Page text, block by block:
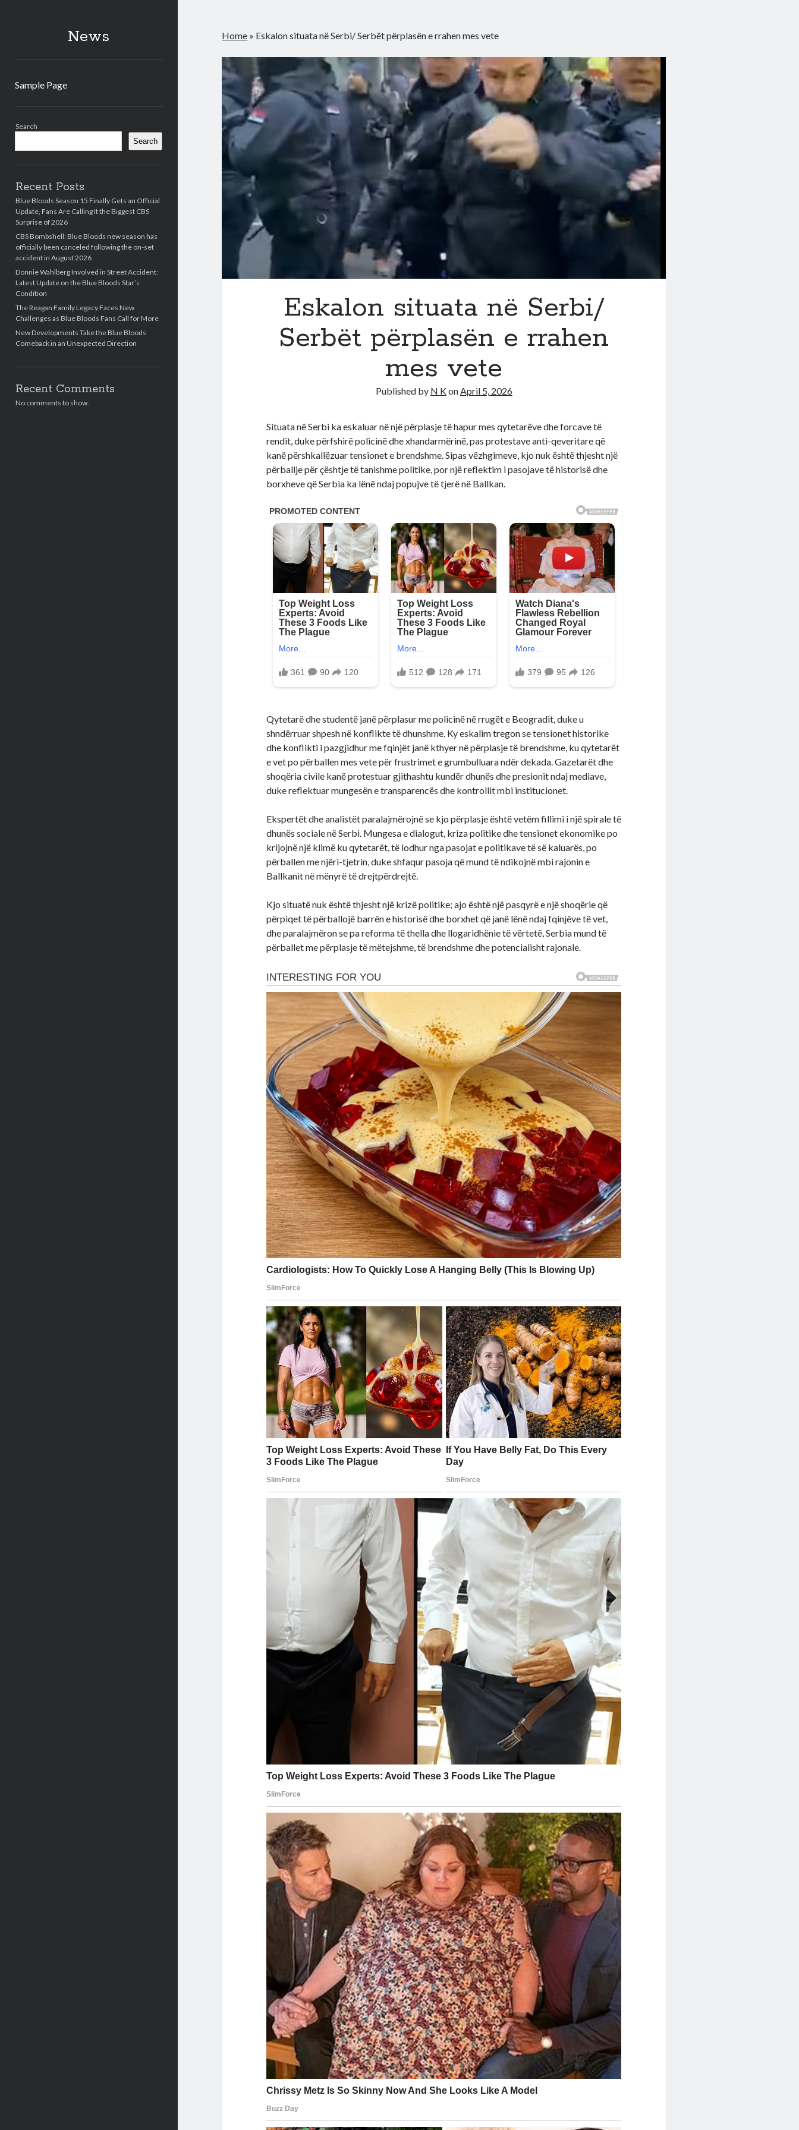
News
Sample Page
Search
Search
Recent Posts
Blue Bloods Season 15 Finally Gets an Official
Update, Fans Are Calling It the Biggest CBS
Surprise of 2026
CBS Bombshell: Blue Bloods new season has
officially been canceled following the on-set
accident in August 2026
Donnie Wahlberg Involved in Street Accident:
Latest Update on the Blue Bloods Star’s
Condition
The Reagan Family Legacy Faces New
Challenges as Blue Bloods Fans Call for More
New Developments Take the Blue Bloods
Comeback in an Unexpected Direction
Recent Comments
No comments to show.
Home » Eskalon situata në Serbi/ Serbët përplasën e rrahen mes vete
Eskalon situata në Serbi/
Serbët përplasën e rrahen
mes vete
Published by N KonApril 5, 2026
Situata në Serbi ka eskaluar në një përplasje të hapur mes qytetarëve dhe forcave të
rendit, duke përfshirë policinë dhe xhandarmërinë, pas protestave anti-qeveritare që
kanë përshkallëzuar tensionet e brendshme. Sipas vëzhgimeve, kjo nuk është thjesht një
përballje për çështje të tanishme politike, por një reflektim i pasojave të historisë dhe
borxheve që Serbia ka lënë ndaj popujve të tjerë në Ballkan.
Qytetarë dhe studentë janë përplasur me policinë në rrugët e Beogradit, duke u
shndërruar shpesh në konflikte të dhunshme. Ky eskalim tregon se tensionet historike
dhe konflikti i pazgjidhur me fqinjët janë kthyer në përplasje të brendshme, ku qytetarët
e vet po përballen mes vete për frustrimet e grumbulluara ndër dekada. Gazetarët dhe
shoqëria civile kanë protestuar gjithashtu kundër dhunës dhe presionit ndaj mediave,
duke reflektuar mungesën e transparencës dhe kontrollit mbi institucionet.
Ekspertët dhe analistët paralajmërojnë se kjo përplasje është vetëm fillimi i një spirale të
dhunës sociale në Serbi. Mungesa e dialogut, kriza politike dhe tensionet ekonomike po
krijojnë një klimë ku qytetarët, të lodhur nga pasojat e politikave të së kaluarës, po
përballen me njëri-tjetrin, duke shfaqur pasoja që mund të ndikojnë mbi rajonin e
Ballkanit në mënyrë të drejtpërdrejtë.
Kjo situatë nuk është thjesht një krizë politike; ajo është një pasqyrë e një shoqërie që
përpiqet të përballojë barrën e historisë dhe borxhet që janë lënë ndaj fqinjëve të vet,
dhe paralajmëron se pa reforma të thella dhe llogaridhënie të vërtetë, Serbia mund të
përballet me përplasje të mëtejshme, të brendshme dhe potencialisht rajonale.